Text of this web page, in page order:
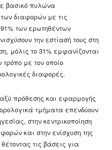
βασικό πυλώνα
διαφορών με τις
των ερωτηθέντων
την εστίασή τους στη
μόλις το 31% εμφανίζονται
τρόπο με τον οποίο
διαφορές.
πρόθεσης και εφαρμογής
τμήματα επενδύουν
στην κεντρικοποίηση
και στην ενίσχυση της
τις βάσεις για